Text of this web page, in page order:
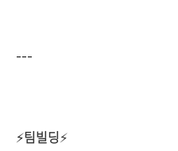
---
⚡팀빌딩⚡